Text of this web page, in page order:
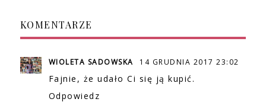
KOMENTARZE
WIOLETA SADOWSKA 14 GRUDNIA 2017 23:02
Fajnie, że udało Ci się ją kupić.
Odpowiedz